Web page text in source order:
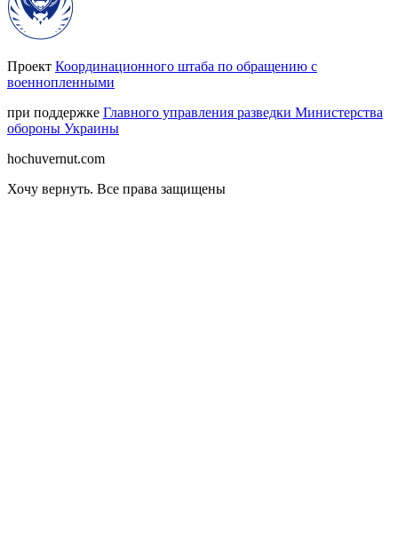
Проект Координационного штаба по обращению с
военнопленными
при поддержке Главного управления разведки Министерства
обороны Украины
hochuvernut.com
Хочу вернуть. Все права защищены